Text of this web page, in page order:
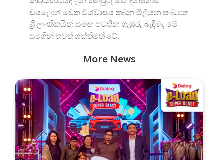
ඩයලොග් වෙත විශ්වාසය තබන මිලියන සංඛ්‍යාත
ශ්‍රී ලාංකිකයින් සමඟ පවතින ගැඹුරු බැඳීමද මේ
සමගින් තවත් ශක්තිමත් වේ.
More News